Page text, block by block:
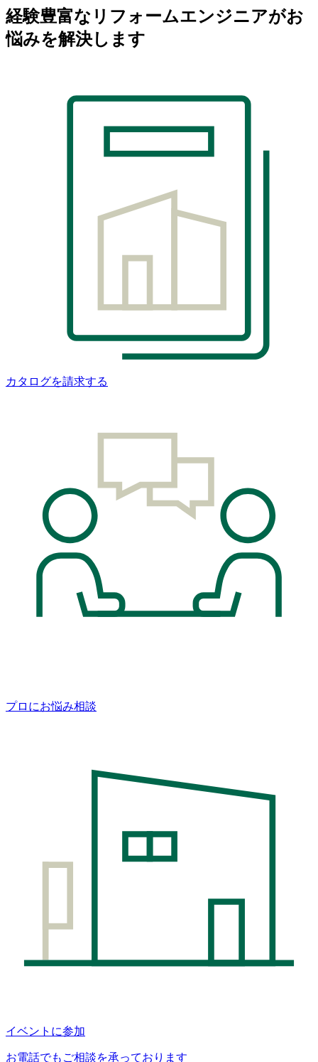
経験豊富なリフォームエンジニアがお
悩みを解決します
カタログを請求する
プロにお悩み相談
イベントに参加
お電話でもご相談を承っております